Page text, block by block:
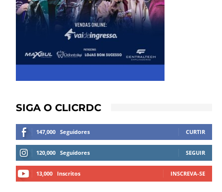
SIGA O CLICRDC
147,000 Seguidores CURTIR
120,000 Seguidores SEGUIR
13,000 Inscritos INSCREVA-SE